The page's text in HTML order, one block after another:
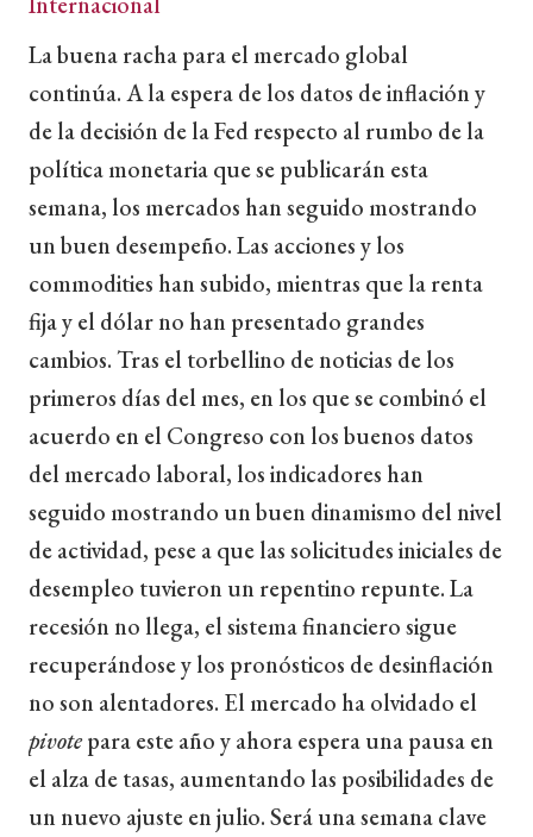
La buena racha para el mercado global
continúa. A la espera de los datos de inflación y
de la decisión de la Fed respecto al rumbo de la
política monetaria que se publicarán esta
semana, los mercados han seguido mostrando
un buen desempeño. Las acciones y los
commodities han subido, mientras que la renta
fija y el dólar no han presentado grandes
cambios. Tras el torbellino de noticias de los
primeros días del mes, en los que se combinó el
acuerdo en el Congreso con los buenos datos
del mercado laboral, los indicadores han
seguido mostrando un buen dinamismo del nivel
de actividad, pese a que las solicitudes iniciales de
desempleo tuvieron un repentino repunte. La
recesión no llega, el sistema financiero sigue
recuperándose y los pronósticos de desinflación
no son alentadores. El mercado ha olvidado el
pivotepara este año y ahora espera una pausa en
el alza de tasas, aumentando las posibilidades de
un nuevo ajuste en julio. Será una semana clave